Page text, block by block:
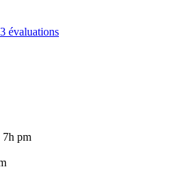
évaluations
7h pm